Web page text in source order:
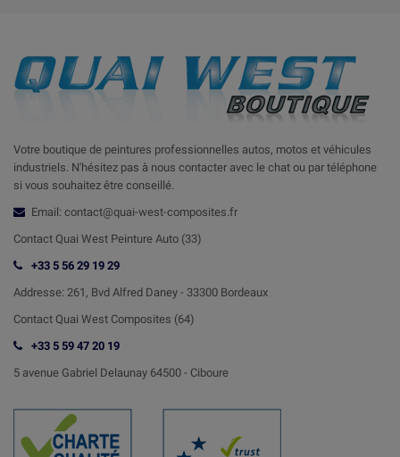
Votre boutique de peintures professionnelles autos, motos et véhicules
industriels. N'hésitez pas à nous contacter avec le chat ou par téléphone
si vous souhaitez être conseillé.
Email: contact@quai-west-composites.fr
Contact Quai West Peinture Auto (33)
+33 5 56 29 19 29
Addresse: 261, Bvd Alfred Daney - 33300 Bordeaux
Contact Quai West Composites (64)
+33 5 59 47 20 19
5 avenue Gabriel Delaunay 64500 - Ciboure